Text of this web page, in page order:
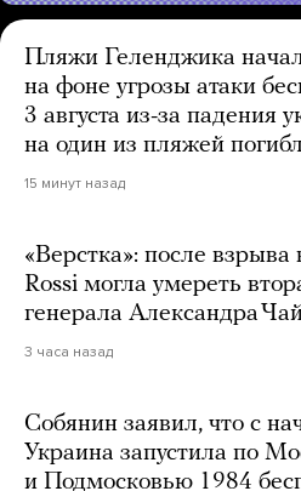
Пляжи Геленджика
на фоне угрозы атаки
3 августа из-за падения
на один из пляжей
15 минут назад
«Верстка»: после взрыва
Rossi могла умереть
генерала Александра
3 часа назад
Собянин заявил, что с
Украина запустила по
и Подмосковью 1984